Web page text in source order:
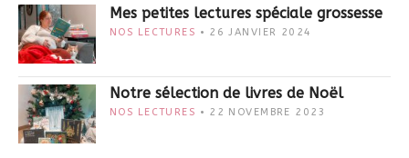
Mes petites lectures spéciale grossesse
NOS LECTURES 26 JANVIER 2024
Notre sélection de livres de Noël
NOS LECTURES 22 NOVEMBRE 2023